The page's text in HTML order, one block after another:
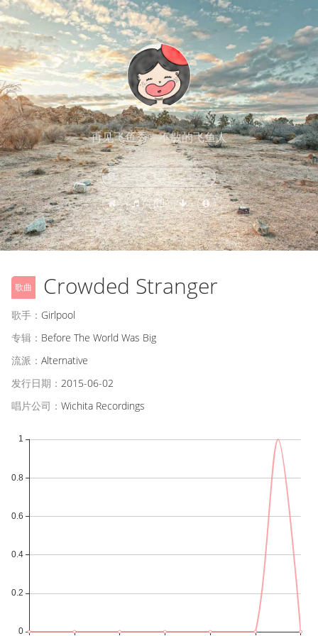
再见飞鱼秀，不散的飞鱼人
歌曲 Crowded Stranger
歌手： Girlpool
专辑： Before The World Was Big
流派： Alternative
发行日期： 2015-06-02
唱片公司： Wichita Recordings